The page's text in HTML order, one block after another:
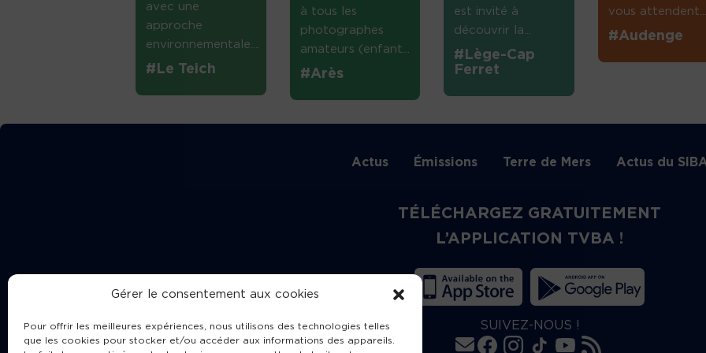
Gérer le consentement aux cookies
Pour offrir les meilleures expériences, nous utilisons des technologies telles
que les cookies pour stocker et/ou accéder aux informations des appareils.
avec une
approche
environnementale....
#Le Teich
à tous les
photographes
amateurs (enfant...
#Arès
est invité à
découvrir la...
#Lège-Cap
Ferret
vous
#Audenge
Actus Émissions Terre de Mers Actus du
TÉLÉCHARGEZ GRATUITEMENT
L’APPLICATION TVBA !
SUIVEZ-NOUS !